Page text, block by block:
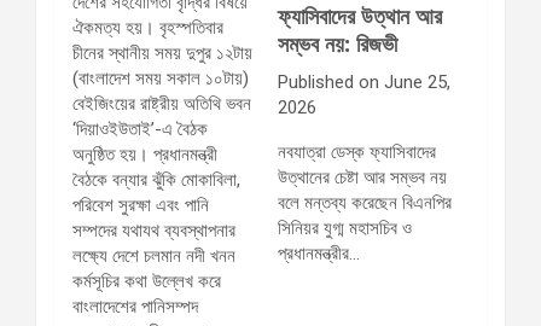
ফ্যাসিবাদের উত্থান আর
সম্ভব নয়: রিজভী
Published on June 25,
2026
নবযাত্রা ডেস্ক ফ্যাসিবাদের
উত্থানের চেষ্টা আর সম্ভব নয়
বলে মন্তব্য করেছেন বিএনপির
সিনিয়র যুগ্ম মহাসচিব ও
প্রধানমন্ত্রীর…